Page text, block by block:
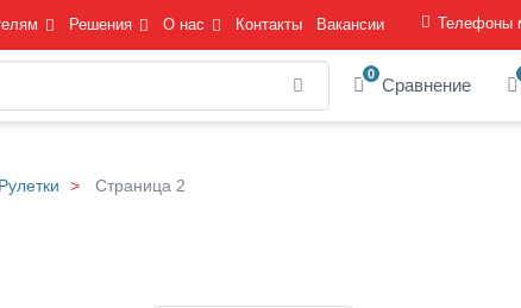
Решения О нас Контакты Вакансии Телефоны
Найти 0
Сравнение
Рулетки Страница 2